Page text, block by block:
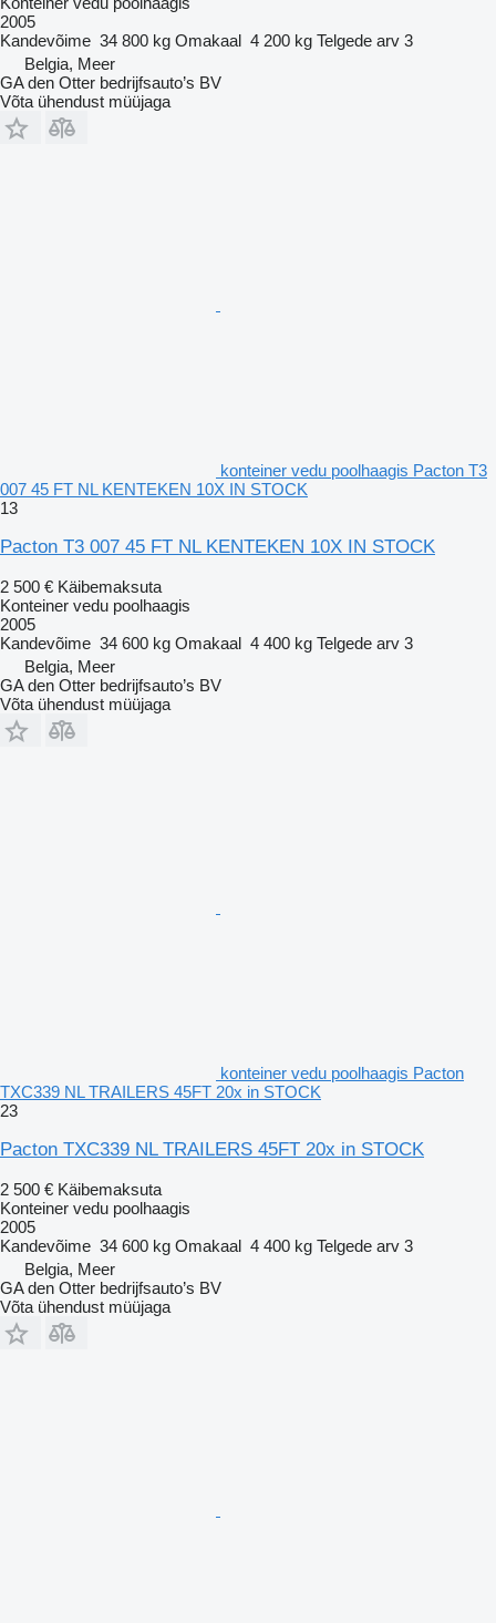
2005
Kandevõime 34 800 kg Omakaal 4 200 kg Telgede arv 3
Belgia, Meer
GA den Otter bedrijfsauto’s BV
Võta ühendust müüjaga
konteiner vedu poolhaagis Pacton T3
007 45 FT NL KENTEKEN 10X IN STOCK
13
Pacton T3 007 45 FT NL KENTEKEN 10X IN STOCK
2 500 € Käibemaksuta
Konteiner vedu poolhaagis
2005
Kandevõime 34 600 kg Omakaal 4 400 kg Telgede arv 3
Belgia, Meer
GA den Otter bedrijfsauto’s BV
Võta ühendust müüjaga
konteiner vedu poolhaagis Pacton
TXC339 NL TRAILERS 45FT 20x in STOCK
23
Pacton TXC339 NL TRAILERS 45FT 20x in STOCK
2 500 € Käibemaksuta
Konteiner vedu poolhaagis
2005
Kandevõime 34 600 kg Omakaal 4 400 kg Telgede arv 3
Belgia, Meer
GA den Otter bedrijfsauto’s BV
Võta ühendust müüjaga